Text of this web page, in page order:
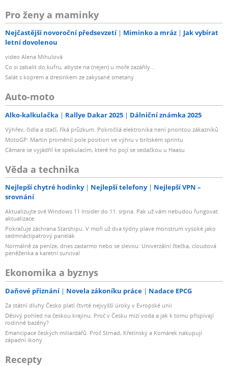
Pro ženy a maminky
Nejčastější novoroční předsevzetí Miminko a mráz
Jak vybírat
letní dovolenou
video Alena Mihulová
Co si zabalit do kufru, abyste na (nejen) u moře zazářily...
Salát s koprem a dresinkem ze zakysané smetany
Auto-moto
Alko-kalkulačka Rallye Dakar 2025 Dálniční známka 2025
Výhřev, čidla a stačí, říká průzkum. Pokročilá elektronika není prioritou zákazníků
MotoGP: Martin proměnil pole position ve výhru v britském sprintu
Câmara se vyjádřil ke spekulacím, které ho pojí se sedačkou u Haasu
Věda a technika
Nejlepší chytré hodinky Nejlepší telefony
Nejlepší VPN –
srovnání
Aktualizujte své Windows 11 Insider do 11. srpna. Pak už vám nebudou fungovat
aktualizace
Pokračuje záchrana Starshipu. V moři už dva týdny plave monstrum vysoké jako
sedmnáctipatrový panelák
Normálně za peníze, dnes zadarmo nebo se slevou: Univerzální čtečka, cloudová
peněženka a karetní survival
Ekonomika a byznys
Daňové přiznání Novela zákoníku práce Nadace EPCG
Za státní dluhy Česko platí čtvrté nejvyšší úroky v Evropské unii
Děsivý pohled na českou krajinu. Proč v Česku mizí voda a jak k tomu přispívají
rodinné bazény?
Emancipace českých miliardářů. Proč Strnad, Křetínský a Komárek nakupují
západní ikony
Recepty